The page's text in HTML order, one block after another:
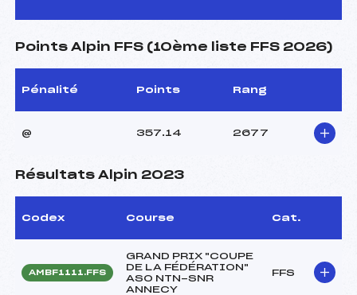
Points Alpin FFS (10ème liste FFS 2026)
Pénalité Points Rang
@ 357.14 2677
Résultats Alpin 2023
Codex Course Cat.
AMBF1111.FFS
GRAND PRIX "COUPE
DE LA FÉDÉRATION"
ASO NTN-SNR
ANNECY
FFS